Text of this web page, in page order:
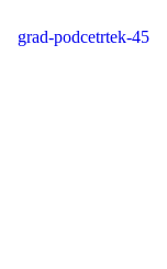
grad-podcetrtek-45